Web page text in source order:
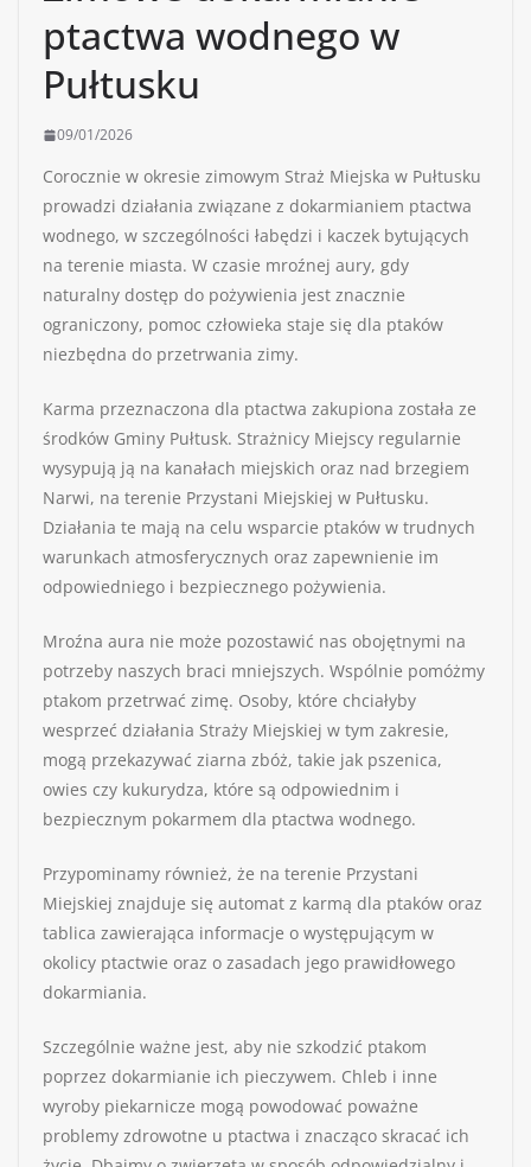
ptactwa wodnego w
Pułtusku
09/01/2026
Corocznie w okresie zimowym Straż Miejska w Pułtusku
prowadzi działania związane z dokarmianiem ptactwa
wodnego, w szczególności łabędzi i kaczek bytujących
na terenie miasta. W czasie mroźnej aury, gdy
naturalny dostęp do pożywienia jest znacznie
ograniczony, pomoc człowieka staje się dla ptaków
niezbędna do przetrwania zimy.
Karma przeznaczona dla ptactwa zakupiona została ze
środków Gminy Pułtusk. Strażnicy Miejscy regularnie
wysypują ją na kanałach miejskich oraz nad brzegiem
Narwi, na terenie Przystani Miejskiej w Pułtusku.
Działania te mają na celu wsparcie ptaków w trudnych
warunkach atmosferycznych oraz zapewnienie im
odpowiedniego i bezpiecznego pożywienia.
Mroźna aura nie może pozostawić nas obojętnymi na
potrzeby naszych braci mniejszych. Wspólnie pomóżmy
ptakom przetrwać zimę. Osoby, które chciałyby
wesprzeć działania Straży Miejskiej w tym zakresie,
mogą przekazywać ziarna zbóż, takie jak pszenica,
owies czy kukurydza, które są odpowiednim i
bezpiecznym pokarmem dla ptactwa wodnego.
Przypominamy również, że na terenie Przystani
Miejskiej znajduje się automat z karmą dla ptaków oraz
tablica zawierająca informacje o występującym w
okolicy ptactwie oraz o zasadach jego prawidłowego
dokarmiania.
Szczególnie ważne jest, aby nie szkodzić ptakom
poprzez dokarmianie ich pieczywem. Chleb i inne
wyroby piekarnicze mogą powodować poważne
problemy zdrowotne u ptactwa i znacząco skracać ich